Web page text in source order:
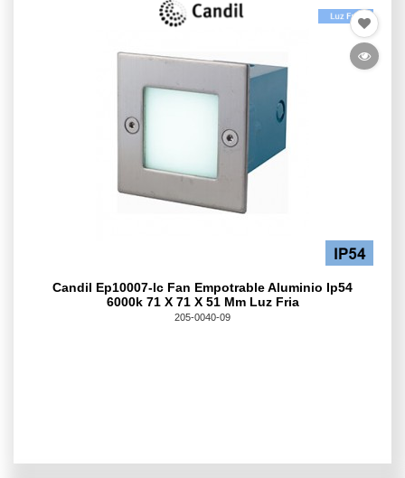
Candil Ep10007-lc Fan Empotrable Aluminio Ip54
6000k 71 X 71 X 51 Mm Luz Fria
205-0040-09